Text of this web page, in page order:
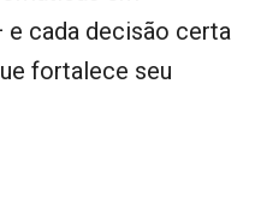
cada decisão certa
fortalece seu